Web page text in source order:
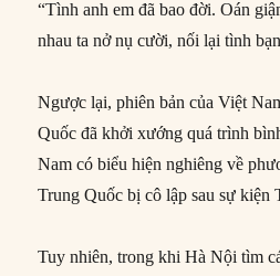
“Tình anh em đã bao đời. Oán
nhau ta nở nụ cười, nối lại tình
Ngược lại, phiên bản của Việt
Quốc đã khởi xướng quá trình
Nam có biểu hiện nghiêng về
Trung Quốc bị cô lập sau sự kiện
Tuy nhiên, trong khi Hà Nội tìm